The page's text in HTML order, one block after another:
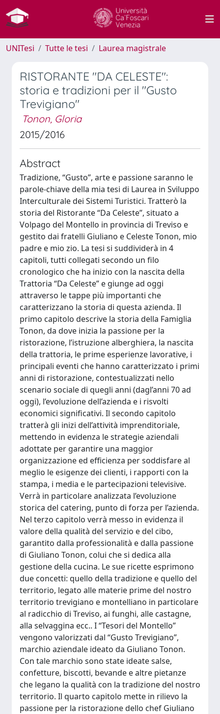
UNITesi Tutte le tesi Laurea magistrale
RISTORANTE "DA CELESTE":
storia e tradizioni per il "Gusto
Trevigiano"
Tonon, Gloria
2015/2016
Abstract
Tradizione, “Gusto”, arte e passione saranno le
parole-chiave della mia tesi di Laurea in Sviluppo
Interculturale dei Sistemi Turistici. Tratterò la
storia del Ristorante “Da Celeste”, situato a
Volpago del Montello in provincia di Treviso e
gestito dai fratelli Giuliano e Celeste Tonon, mio
padre e mio zio. La tesi si suddividerà in 4
capitoli, tutti collegati secondo un filo
cronologico che ha inizio con la nascita della
Trattoria “Da Celeste” e giunge ad oggi
attraverso le tappe più importanti che
caratterizzano la storia di questa azienda. Il
primo capitolo descrive la storia della Famiglia
Tonon, da dove inizia la passione per la
ristorazione, l’istruzione alberghiera, la nascita
della trattoria, le prime esperienze lavorative, i
principali eventi che hanno caratterizzato i primi
anni di ristorazione, contestualizzati nello
scenario sociale di quegli anni (dagl’anni 70 ad
oggi), l’evoluzione dell’azienda e i risvolti
economici significativi. Il secondo capitolo
tratterà gli inizi dell’attività imprenditoriale,
mettendo in evidenza le strategie aziendali
adottate per garantire una maggior
organizzazione ed efficienza per soddisfare al
meglio le esigenze dei clienti, i rapporti con la
stampa, i media e le partecipazioni televisive.
Verrà in particolare analizzata l’evoluzione
storica del catering, punto di forza per l’azienda.
Nel terzo capitolo verrà messo in evidenza il
valore della qualità del servizio e del cibo,
garantito dalla professionalità e dalla passione
di Giuliano Tonon, colui che si dedica alla
gestione della cucina. Le sue ricette esprimono
due concetti: quello della tradizione e quello del
territorio, legato alle materie prime del nostro
territorio trevigiano e montelliano in particolare
al radicchio di Treviso, ai funghi, alle castagne,
alla selvaggina ecc.. I “Tesori del Montello”
vengono valorizzati dal “Gusto Trevigiano”,
marchio aziendale ideato da Giuliano Tonon.
Con tale marchio sono state ideate salse,
confetture, biscotti, bevande e altre pietanze
che legano la qualità con la tradizione del nostro
territorio. Il quarto capitolo mette in rilievo la
passione per la ristorazione dello chef Giuliano